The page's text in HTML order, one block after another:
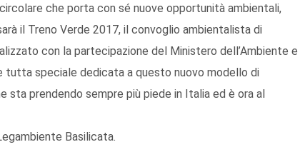
che porta con sé nuove opportunità ambientali,
il Treno Verde 2017, il convoglio ambientalista di
con la partecipazione del Ministero dell’Ambiente e
tutta speciale dedicata a questo nuovo modello di
sta prendendo sempre più piede in Italia ed è ora al
Basilicata.